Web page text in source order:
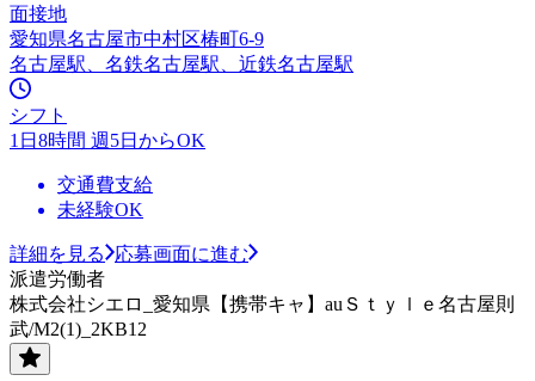
面接地
愛知県名古屋市中村区椿町6-9
名古屋駅、名鉄名古屋駅、近鉄名古屋駅
シフト
1日8時間 週5日からOK
交通費支給
未経験OK
詳細を見る
応募画面に進む
派遣労働者
株式会社シエロ_愛知県【携帯キャ】auＳｔｙｌｅ名古屋則
武/M2(1)_2KB12